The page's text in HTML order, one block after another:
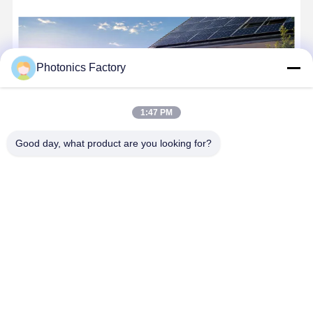
Photonics Factory
1:47 PM
Good day, what product are you looking for?